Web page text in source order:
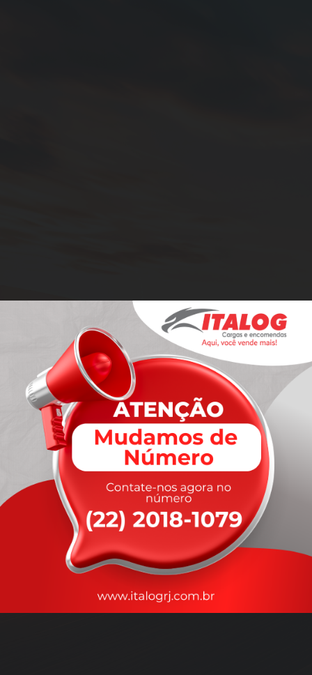
rapidez
que você precisa,
com a qualidade que vocêmerece.
Nossos motoristas são treinados para garantir a máxima
durante o transporte, com rastreamento em tempo real.